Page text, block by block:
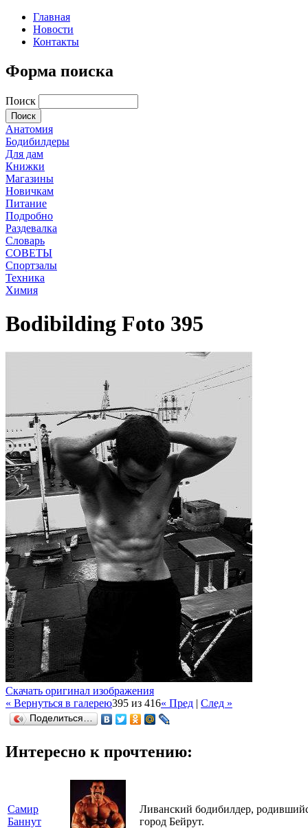
Главная
Новости
Контакты
Форма поиска
Поиск
Анатомия
Бодибилдеры
Для дам
Книжки
Магазины
Новичкам
Питание
Подробно
Раздевалка
Словарь
СОВЕТЫ
Спортзалы
Техника
Химия
Bodibilding Foto 395
Скачать оригинал изображения
« Вернуться в галерею395 из 416« Пред | След »
Поделиться…
Интересно к прочтению:
Самир
Баннут
Ливанский бодибилдер,
город Бейрут.